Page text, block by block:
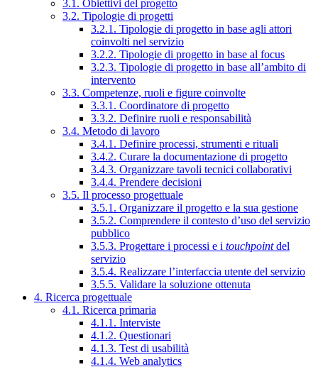
3.1. Obiettivi del progetto
3.2. Tipologie di progetti
3.2.1. Tipologie di progetto in base agli attori
coinvolti nel servizio
3.2.2. Tipologie di progetto in base al focus
3.2.3. Tipologie di progetto in base all’ambito di
intervento
3.3. Competenze, ruoli e figure coinvolte
3.3.1. Coordinatore di progetto
3.3.2. Definire ruoli e responsabilità
3.4. Metodo di lavoro
3.4.1. Definire processi, strumenti e rituali
3.4.2. Curare la documentazione di progetto
3.4.3. Organizzare tavoli tecnici collaborativi
3.4.4. Prendere decisioni
3.5. Il processo progettuale
3.5.1. Organizzare il progetto e la sua gestione
3.5.2. Comprendere il contesto d’uso del servizio
pubblico
3.5.3. Progettare i processi e i touchpointdel
servizio
3.5.4. Realizzare l’interfaccia utente del servizio
3.5.5. Validare la soluzione ottenuta
4. Ricerca progettuale
4.1. Ricerca primaria
4.1.1. Interviste
4.1.2. Questionari
4.1.3. Test di usabilità
4.1.4. Web analytics